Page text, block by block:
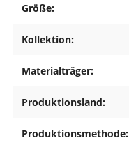
Größe:
Kollektion:
Materialträger:
Produktionsland:
Produktionsmethode: